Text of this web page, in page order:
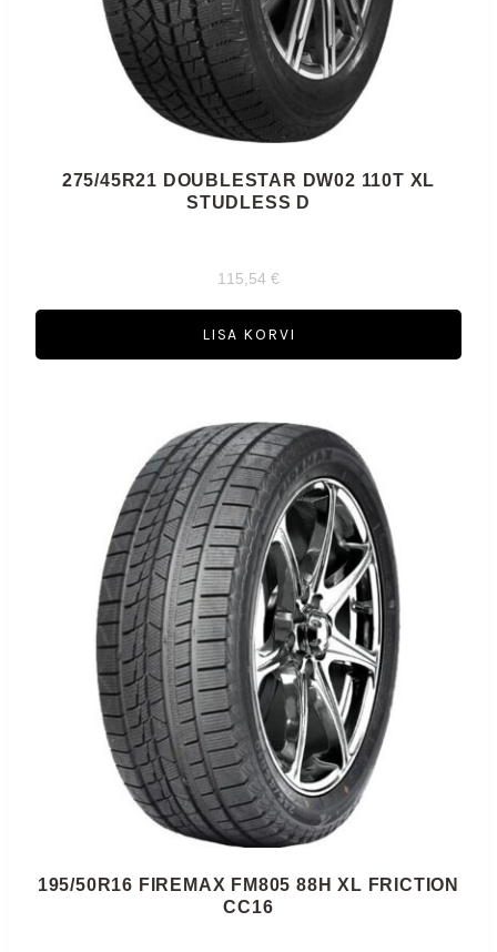
275/45R21 DOUBLESTAR DW02 110T XL
STUDLESS D
115,54 €
LISA KORVI
195/50R16 FIREMAX FM805 88H XL FRICTION
CC16